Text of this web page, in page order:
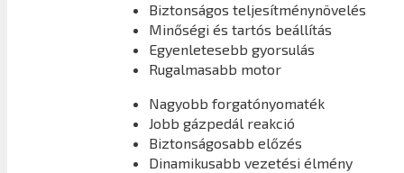
Biztonságos teljesítménynövelés
Minőségi és tartós beállítás
Egyenletesebb gyorsulás
Rugalmasabb motor
Nagyobb forgatónyomaték
Jobb gázpedál reakció
Biztonságosabb előzés
Dinamikusabb vezetési élmény